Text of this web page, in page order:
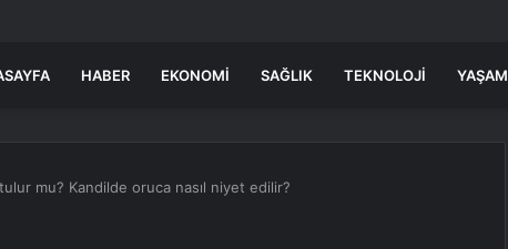
HABER EKONOMI SAĞLIK TEKNOLOJI YAŞAM
mu? Kandilde oruca nasıl niyet edilir?